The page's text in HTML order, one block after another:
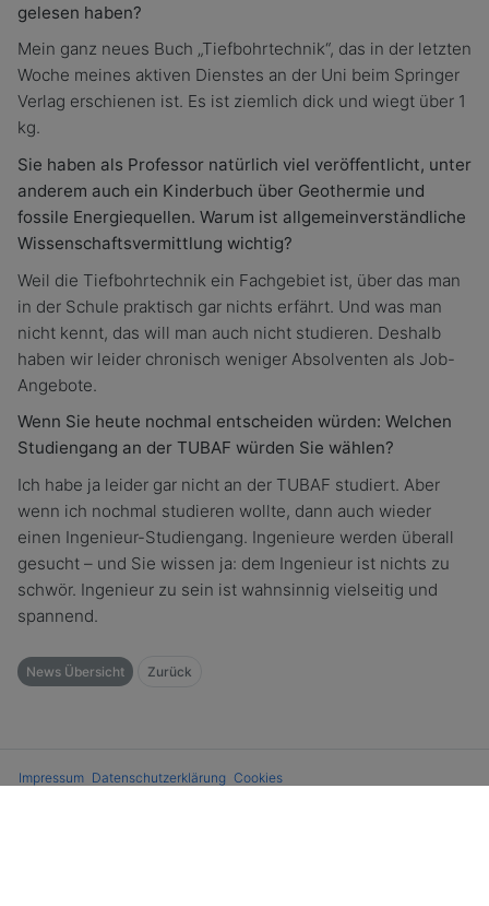
gelesen haben?
Mein ganz neues Buch „Tiefbohrtechnik“, das in der letzten
Woche meines aktiven Dienstes an der Uni beim Springer
Verlag erschienen ist. Es ist ziemlich dick und wiegt über 1
kg.
Sie haben als Professor natürlich viel veröffentlicht, unter
anderem auch ein Kinderbuch über Geothermie und
fossile Energiequellen. Warum ist allgemeinverständliche
Wissenschaftsvermittlung wichtig?
Weil die Tiefbohrtechnik ein Fachgebiet ist, über das man
in der Schule praktisch gar nichts erfährt. Und was man
nicht kennt, das will man auch nicht studieren. Deshalb
haben wir leider chronisch weniger Absolventen als Job-
Angebote.
Wenn Sie heute nochmal entscheiden würden: Welchen
Studiengang an der TUBAF würden Sie wählen?
Ich habe ja leider gar nicht an der TUBAF studiert. Aber
wenn ich nochmal studieren wollte, dann auch wieder
einen Ingenieur-Studiengang. Ingenieure werden überall
gesucht – und Sie wissen ja: dem Ingenieur ist nichts zu
schwör. Ingenieur zu sein ist wahnsinnig vielseitig und
spannend.
News Übersicht Zurück
Impressum Datenschutzerklärung Cookies